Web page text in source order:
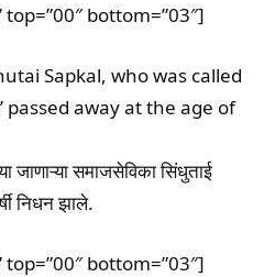
bottom=”03″]
Sapkal, who was called
passed away at the age of
समाजसेविका सिंधुताई
निधन झाले.
bottom=”03″]